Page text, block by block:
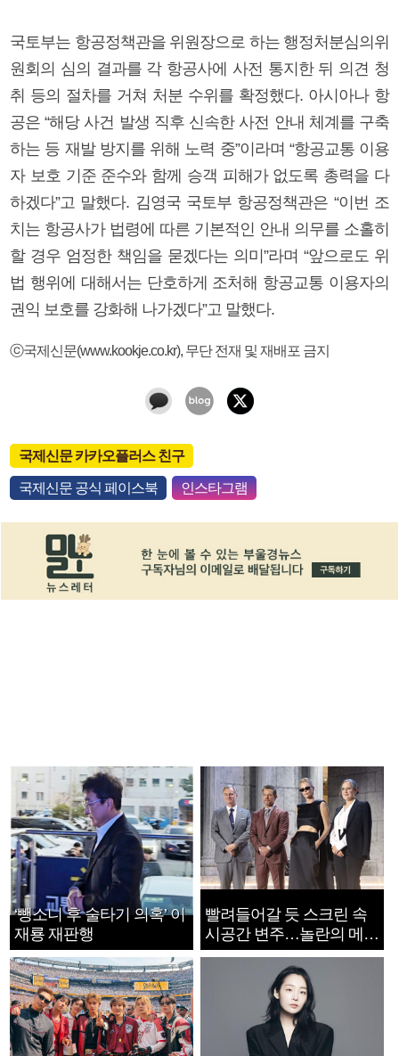
국토부는 항공정책관을 위원장으로 하는 행정처분심의위
원회의 심의 결과를 각 항공사에 사전 통지한 뒤 의견 청
취 등의 절차를 거쳐 처분 수위를 확정했다. 아시아나 항
공은 “해당 사건 발생 직후 신속한 사전 안내 체계를 구축
하는 등 재발 방지를 위해 노력 중”이라며 “항공교통 이용
자 보호 기준 준수와 함께 승객 피해가 없도록 총력을 다
하겠다”고 말했다. 김영국 국토부 항공정책관은 “이번 조
치는 항공사가 법령에 따른 기본적인 안내 의무를 소홀히
할 경우 엄정한 책임을 묻겠다는 의미”라며 “앞으로도 위
법 행위에 대해서는 단호하게 조처해 항공교통 이용자의
권익 보호를 강화해 나가겠다”고 말했다.
ⓒ국제신문(www.kookje.co.kr), 무단 전재 및 재배포 금지
국제신문 카카오플러스 친구
국제신문 공식 페이스북 인스타그램
‘뺑소니 후 술타기 의혹’ 이
재룡 재판행
빨려들어갈 듯 스크린 속
시공간 변주…놀란의 메시
지는 ‘전쟁 속죄’